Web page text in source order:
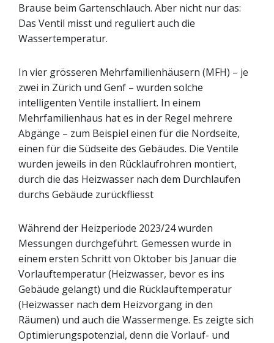
Brause beim Gartenschlauch. Aber nicht nur das:
Das Ventil misst und reguliert auch die
Wassertemperatur.
In vier grösseren Mehrfamilienhäusern (MFH) – je
zwei in Zürich und Genf – wurden solche
intelligenten Ventile installiert. In einem
Mehrfamilienhaus hat es in der Regel mehrere
Abgänge – zum Beispiel einen für die Nordseite,
einen für die Südseite des Gebäudes. Die Ventile
wurden jeweils in den Rücklaufrohren montiert,
durch die das Heizwasser nach dem Durchlaufen
durchs Gebäude zurückfliesst
Während der Heizperiode 2023/24 wurden
Messungen durchgeführt. Gemessen wurde in
einem ersten Schritt von Oktober bis Januar die
Vorlauftemperatur (Heizwasser, bevor es ins
Gebäude gelangt) und die Rücklauftemperatur
(Heizwasser nach dem Heizvorgang in den
Räumen) und auch die Wassermenge. Es zeigte sich
Optimierungspotenzial, denn die Vorlauf- und